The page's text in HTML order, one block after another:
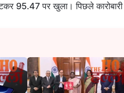
95.47 पर खुला। पिछले